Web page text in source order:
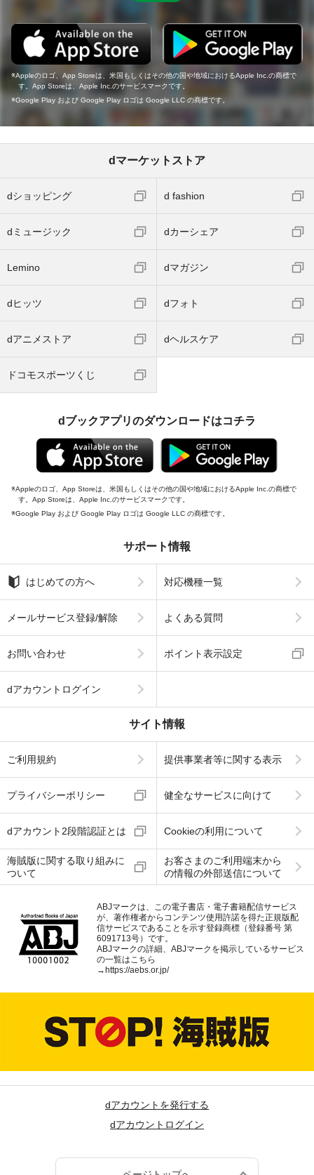
Appleのロゴ、App Storeは、米国もしくはその他の国や地域におけるApple Inc.の商標で
す。App Storeは、Apple Inc.のサービスマークです。
Google Play および Google Play ロゴは Google LLC の商標です。
dマーケットストア
dショッピング d fashion
dミュージック dカーシェア
Lemino dマガジン
dヒッツ dフォト
dアニメストア dヘルスケア
ドコモスポーツくじ
dブックアプリのダウンロードはコチラ
Appleのロゴ、App Storeは、米国もしくはその他の国や地域におけるApple Inc.の商標で
す。App Storeは、Apple Inc.のサービスマークです。
Google Play および Google Play ロゴは Google LLC の商標です。
サポート情報
はじめての方へ 対応機種一覧
メールサービス登録/解除 よくある質問
お問い合わせ ポイント表示設定
dアカウントログイン
サイト情報
ご利用規約 提供事業者等に関する表示
プライバシーポリシー 健全なサービスに向けて
dアカウント2段階認証とは Cookieの利用について
海賊版に関する取り組みに
ついて
お客さまのご利用端末から
の情報の外部送信について
ABJマークは、この電子書店・電子書籍配信サービス
が、著作権者からコンテンツ使用許諾を得た正規版配
信サービスであることを示す登録商標（登録番号 第
6091713号）です。
ABJマークの詳細、ABJマークを掲示しているサービス
の一覧はこちら
→ https://aebs.or.jp/
dアカウントを発行する
dアカウントログイン